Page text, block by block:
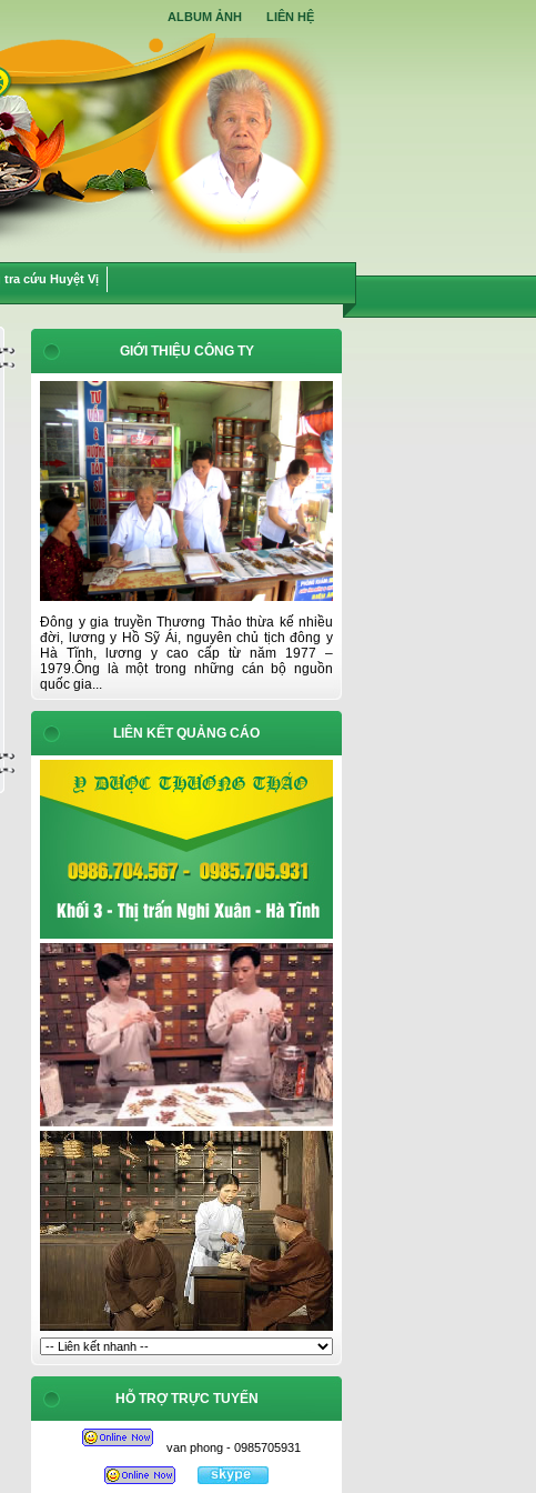
ALBUM ẢNH LIÊN HỆ
tra cứu Huyệt Vị
GIỚI THIỆU CÔNG TY
Đông y gia truyền Thương Thảo thừa kế nhiều
đời, lương y Hồ Sỹ Ái, nguyên chủ tịch đông y
Hà Tĩnh, lương y cao cấp từ năm 1977 –
1979.Ông là một trong những cán bộ nguồn
quốc gia...
LIÊN KẾT QUẢNG CÁO
HỖ TRỢ TRỰC TUYẾN
van phong - 0985705931